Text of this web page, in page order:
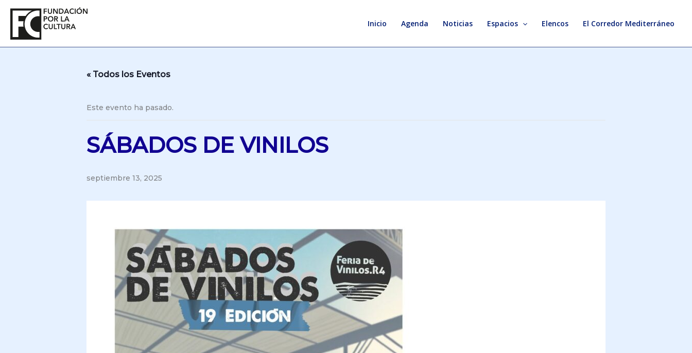
contenido
Inicio Agenda Noticias Espacios Elencos El Corredor Mediterráneo
« Todos los Eventos
Este evento ha pasado.
SÁBADOS DE VINILOS
septiembre 13, 2025